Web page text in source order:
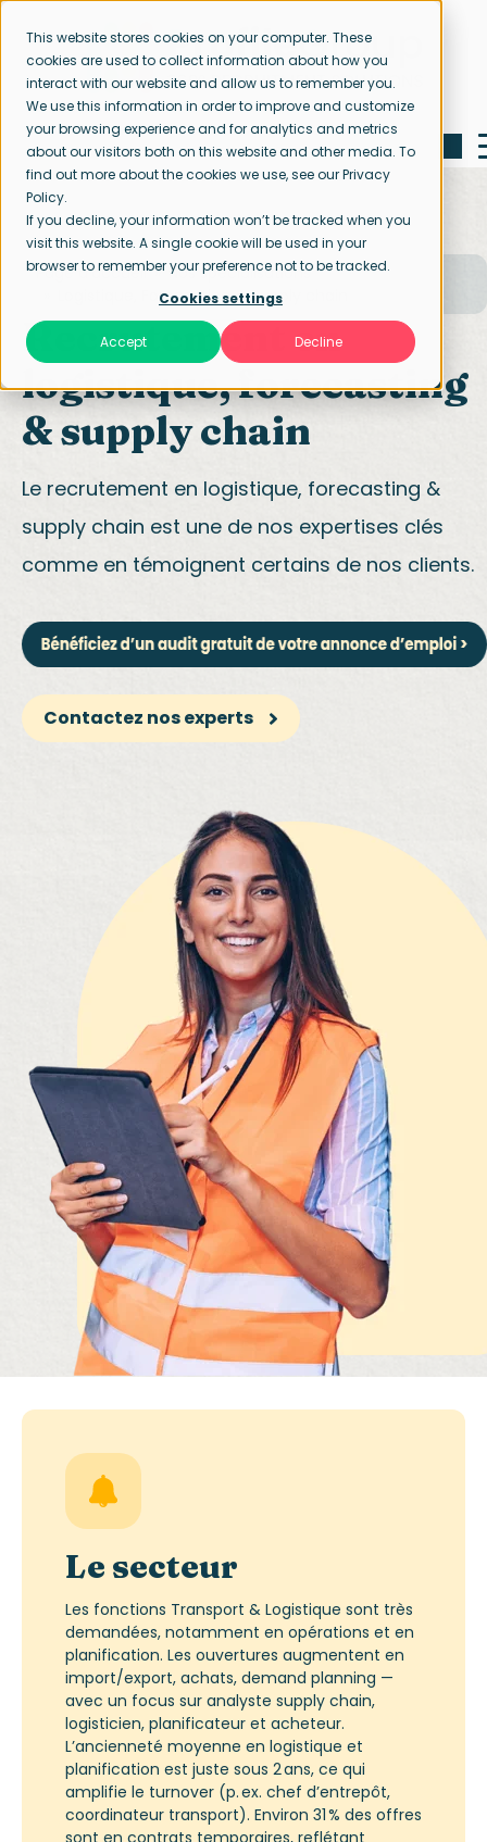
This website stores cookies on your computer. These
cookies are used to collect information about how you
interact with our website and allow us to remember you.
We use this information in order to improve and customize
your browsing experience and for analytics and metrics
about our visitors both on this website and other media. To
find out more about the cookies we use, see our Privacy
Policy.
If you decline, your information won’t be tracked when you
visit this website. A single cookie will be used in your
browser to remember your preference not to be tracked.
Cookies settings
Accept Decline
Page d’accueil
Nos spécialisations
Logistique, Forecasting & Supply chain
Recrutement en
logistique, forecasting
& supply chain
Le recrutement en logistique, forecasting &
supply chain est une de nos expertises clés
comme en témoignent certains de nos clients.
Contactez nos experts
Le secteur
Les fonctions Transport & Logistique sont très
demandées, notamment en opérations et en
planification. Les ouvertures augmentent en
import/export, achats, demand planning —
avec un focus sur analyste supply chain,
logisticien, planificateur et acheteur.
L’ancienneté moyenne en logistique et
planification est juste sous 2 ans, ce qui
amplifie le turnover (p. ex. chef d’entrepôt,
coordinateur transport). Environ 31 % des offres
sont en contrats temporaires, reflétant